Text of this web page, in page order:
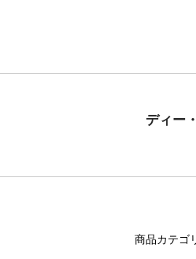
ディー
商品カテゴ